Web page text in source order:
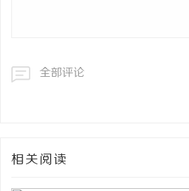
全部评论
相关阅读